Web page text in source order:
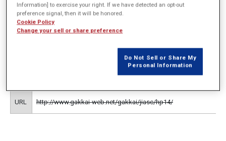
主催 電気学会産業応用部門大会事務局
2014年8月26日（火）～8月28日（木）
URL http://www.gakkai-web.net/gakkai/jiasc/hp14/
Information] to exercise your right. If we have detected an opt-out
preference signal, then it will be honored.
Cookie Policy
Change your sell or share preference
Do Not Sell or Share My
Personal Information